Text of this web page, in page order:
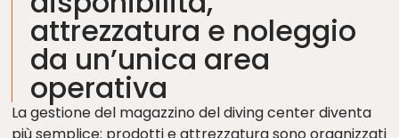
attrezzatura e noleggio
da un’unica area
operativa
La gestione del magazzino del diving center diventa